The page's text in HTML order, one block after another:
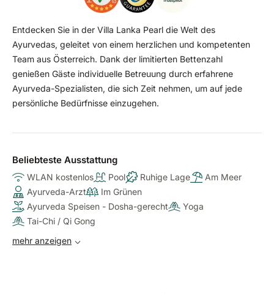
Entdecken Sie in der Villa Lanka Pearl die Welt des
Ayurvedas, geleitet von einem herzlichen und kompetenten
Team aus Österreich. Dank der limitierten Bettenzahl
genießen Gäste individuelle Betreuung durch erfahrene
Ayurveda-Spezialisten, die sich Zeit nehmen, um auf jede
persönliche Bedürfnisse einzugehen.
Beliebteste Ausstattung
WLAN kostenlos Pool Ruhige Lage
Am Meer
Ayurveda-Arzt
Im Grünen
Ayurveda Speisen - Dosha-gerecht
Yoga
Tai-Chi / Qi Gong
mehr anzeigen